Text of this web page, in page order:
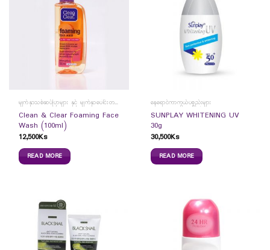
မျက်နှာသစ်ဆပ်ပြာများ နှင့် မျက်နှာပေါင်းတင်ကပ်ခွာများ
Clean & Clear Foaming Face
Wash (100ml)
12,500Ks
READ MORE
နေရောင်ကာကွယ်ပစ္စည်းများ
SUNPLAY WHITENING UV
30g
30,500Ks
READ MORE